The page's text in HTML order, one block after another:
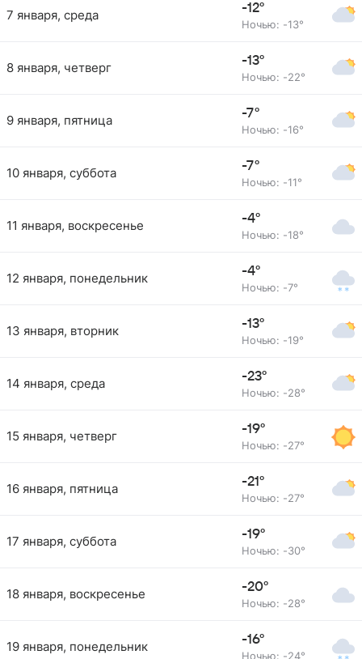
7 января, среда -12°
Ночью: -13°
8 января, четверг -13°
Ночью: -22°
9 января, пятница -7°
Ночью: -16°
10 января, суббота -7°
Ночью: -11°
11 января, воскресенье -4°
Ночью: -18°
12 января, понедельник -4°
Ночью: -7°
13 января, вторник -13°
Ночью: -19°
14 января, среда -23°
Ночью: -28°
15 января, четверг -19°
Ночью: -27°
16 января, пятница -21°
Ночью: -27°
17 января, суббота -19°
Ночью: -30°
18 января, воскресенье -20°
Ночью: -28°
19 января, понедельник -16°
Ночью: -24°